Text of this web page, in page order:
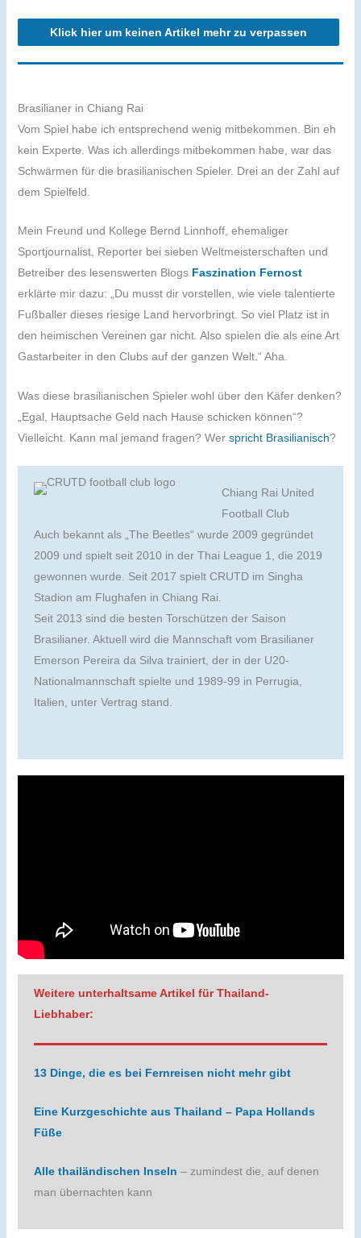
Klick hier um keinen Artikel mehr zu verpassen
Brasilianer in Chiang Rai
Vom Spiel habe ich entsprechend wenig mitbekommen. Bin eh
kein Experte. Was ich allerdings mitbekommen habe, war das
Schwärmen für die brasilianischen Spieler. Drei an der Zahl auf
dem Spielfeld.
Mein Freund und Kollege Bernd Linnhoff, ehemaliger
Sportjournalist, Reporter bei sieben Weltmeisterschaften und
Betreiber des lesenswerten Blogs Faszination Fernost
erklärte mir dazu: „Du musst dir vorstellen, wie viele talentierte
Fußballer dieses riesige Land hervorbringt. So viel Platz ist in
den heimischen Vereinen gar nicht. Also spielen die als eine Art
Gastarbeiter in den Clubs auf der ganzen Welt.“ Aha.
Was diese brasilianischen Spieler wohl über den Käfer denken?
„Egal, Hauptsache Geld nach Hause schicken können“?
Vielleicht. Kann mal jemand fragen? Wer spricht Brasilianisch?
Chiang Rai United
Football Club
Auch bekannt als „The Beetles“ wurde 2009 gegründet
2009 und spielt seit 2010 in der Thai League 1, die 2019
gewonnen wurde. Seit 2017 spielt CRUTD im Singha
Stadion am Flughafen in Chiang Rai.
Seit 2013 sind die besten Torschützen der Saison
Brasilianer. Aktuell wird die Mannschaft vom Brasilianer
Emerson Pereira da Silva trainiert, der in der U20-
Nationalmannschaft spielte und 1989-99 in Perrugia,
Italien, unter Vertrag stand.
Weitere unterhaltsame Artikel für Thailand-
Liebhaber:
13 Dinge, die es bei Fernreisen nicht mehr gibt
Eine Kurzgeschichte aus Thailand – Papa Hollands
Füße
Alle thailändischen Inseln – zumindest die, auf denen
man übernachten kann